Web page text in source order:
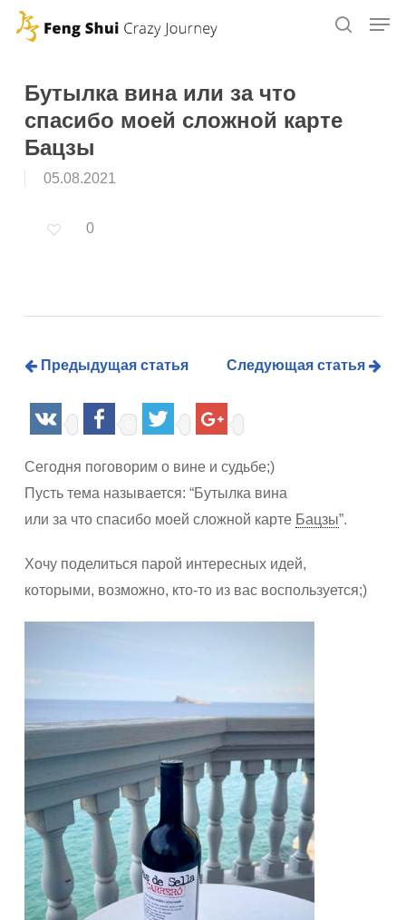
Skip
contentБутылка вина или за что
спасибо моей сложной карте
Бацзы
05.08.2021
0
Предыдущая статья Следующая статья
Сегодня поговорим о вине и судьбе;)
Пусть тема называется: “Бутылка вина
или за что спасибо моей сложной карте Бацзы”.
Хочу поделиться парой интересных идей,
которыми, возможно, кто-то из вас воспользуется;)